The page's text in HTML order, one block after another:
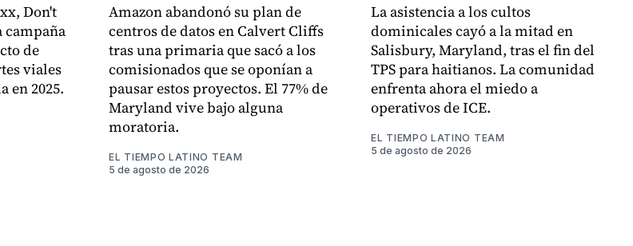
Don't
de
viales
en 2025.
Amazon abandonó su plan de
centros de datos en Calvert Cliffs
tras una primaria que sacó a los
comisionados que se oponían a
pausar estos proyectos. El 77% de
Maryland vive bajo alguna
moratoria.
EL TIEMPO LATINO TEAM
5 de agosto de 2026
La asistencia a los cultos
dominicales cayó a la mitad en
Salisbury, Maryland, tras el fin del
TPS para haitianos. La comunidad
enfrenta ahora el miedo a
operativos de ICE.
EL TIEMPO LATINO TEAM
5 de agosto de 2026